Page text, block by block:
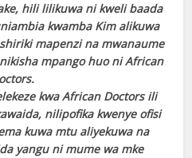
hili lilikuwa ni kweli baada
kwamba Kim alikuwa
mapenzi na mwanaume
mpango huo ni African
kwa African Doctors ili
nilipofika kwenye ofisi
kuwa mtu aliyekuwa na
yangu ni mume wa mke